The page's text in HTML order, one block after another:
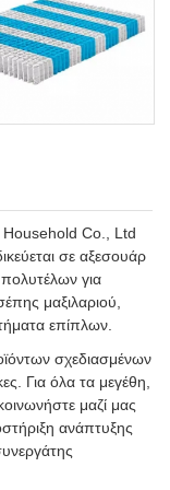
Co., Ltd
σε αξεσουάρ
για
μαξιλαριού,
επίπλων.
σχεδιασμένων
Για όλα τα μεγέθη,
μαζί μας
ανάπτυξης